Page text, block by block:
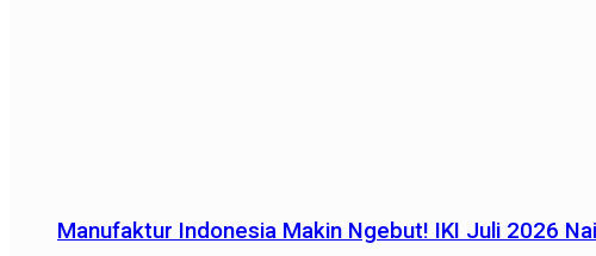
Manufaktur Indonesia Makin Ngebut! IKI Juli 2026